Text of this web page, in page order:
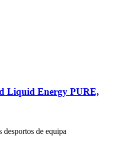
Liquid Energy PURE,
desportos de equipa